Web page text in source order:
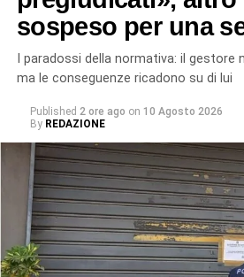
sospeso per una
I paradossi della normativa: il gestore
ma le conseguenze ricadono su di lui
Published 2 ore ago on 10 Agosto 2026
By REDAZIONE